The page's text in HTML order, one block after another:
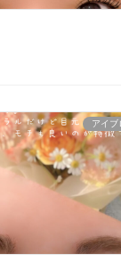
アイブ